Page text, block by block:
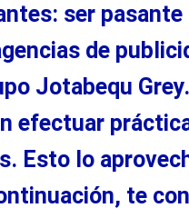
ser pasante
s de
Jotabequ Grey
efectuar
Esto lo
te